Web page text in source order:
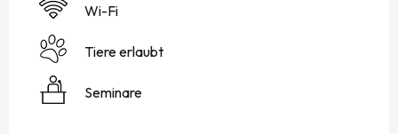
Wi-Fi
Tiere erlaubt
Seminare